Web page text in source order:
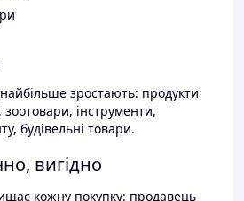
зростають: продукти
інструменти,
будівельні товари.
вигідно
кожну покупку: продавець